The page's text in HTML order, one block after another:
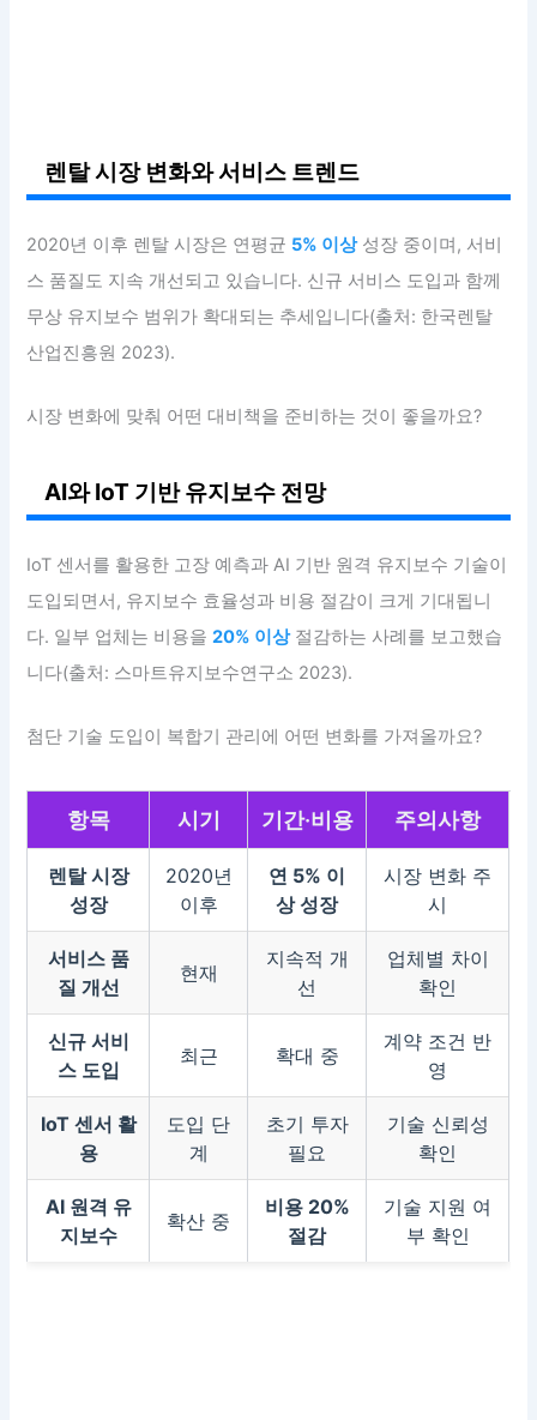
렌탈 시장 변화와 서비스 트렌드
2020년 이후 렌탈 시장은 연평균 5% 이상성장 중이며, 서비
스 품질도 지속 개선되고 있습니다. 신규 서비스 도입과 함께
무상 유지보수 범위가 확대되는 추세입니다(출처: 한국렌탈
산업진흥원 2023).
시장 변화에 맞춰 어떤 대비책을 준비하는 것이 좋을까요?
AI와 IoT 기반 유지보수 전망
IoT 센서를 활용한 고장 예측과 AI 기반 원격 유지보수 기술이
도입되면서, 유지보수 효율성과 비용 절감이 크게 기대됩니
다. 일부 업체는 비용을20% 이상절감하는 사례를 보고했습
니다(출처: 스마트유지보수연구소 2023).
첨단 기술 도입이 복합기 관리에 어떤 변화를 가져올까요?
항목 시기 기간·비용 주의사항
렌탈 시장
성장
2020년
이후
연 5% 이
상 성장
시장 변화 주
시
서비스 품
질 개선
현재
지속적 개
선
업체별 차이
확인
신규 서비
스 도입
최근 확대 중
계약 조건 반
영
IoT 센서 활
용
도입 단
계
초기 투자
필요
기술 신뢰성
확인
AI 원격 유
지보수
확산 중
비용 20%
절감
기술 지원 여
부 확인